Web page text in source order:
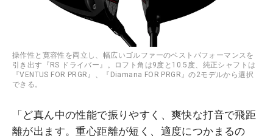
操作性と寛容性を両立し、幅広いゴルファーのベストパフォーマンスを
引き出す『RS ドライバー』。ロフト角は9度と10.5度、純正シャフトは
『VENTUS FOR PRGR』、『Diamana FOR PRGR』の2モデルから選択
できる。
「ど真ん中の性能で振りやすく、爽快な打音で飛距
離が出ます。重心距離が短く、適度につかまるの